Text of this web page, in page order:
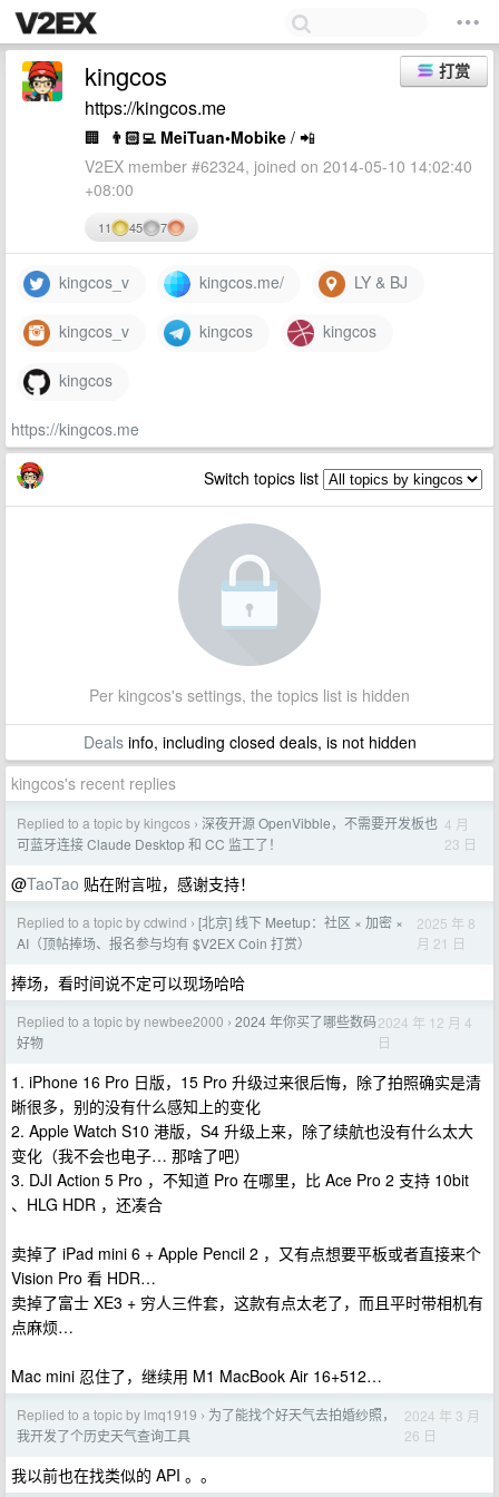
打赏
kingcos
https://kingcos.me
🏢 👨🏻‍💻 MeiTuan•Mobike / 📲
V2EX member #62324, joined on 2014-05-10 14:02:40
+08:00
11 45 7
kingcos_v kingcos.me/ LY & BJ
kingcos_v kingcos kingcos
kingcos
https://kingcos.me
Switch topics list
Per kingcos's settings, the topics list is hidden
Dealsinfo, including closed deals, is not hidden
kingcos's recent replies
Replied to a topic by kingcos › 深夜开源 OpenVibble，不需要开发板也
可蓝牙连接 Claude Desktop 和 CC 监工了！
4 月
23 日
@TaoTao 贴在附言啦，感谢支持！
Replied to a topic by cdwind › [北京] 线下 Meetup：社区 × 加密 ×
AI（顶帖捧场、报名参与均有 $V2EX Coin 打赏）
2025 年 8
月 21 日
捧场，看时间说不定可以现场哈哈
Replied to a topic by newbee2000 › 2024 年你买了哪些数码
好物
2024 年 12 月 4
日
1. iPhone 16 Pro 日版，15 Pro 升级过来很后悔，除了拍照确实是清
晰很多，别的没有什么感知上的变化
2. Apple Watch S10 港版，S4 升级上来，除了续航也没有什么太大
变化（我不会也电子… 那啥了吧）
3. DJI Action 5 Pro ，不知道 Pro 在哪里，比 Ace Pro 2 支持 10bit
、HLG HDR ，还凑合
卖掉了 iPad mini 6 + Apple Pencil 2 ，又有点想要平板或者直接来个
Vision Pro 看 HDR…
卖掉了富士 XE3 + 穷人三件套，这款有点太老了，而且平时带相机有
点麻烦…
Mac mini 忍住了，继续用 M1 MacBook Air 16+512…
Replied to a topic by lmq1919 › 为了能找个好天气去拍婚纱照，
我开发了个历史天气查询工具
2024 年 3 月
26 日
我以前也在找类似的 API 。。